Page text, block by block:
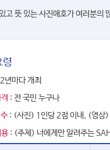
고 뜻 있는 사진애호가 여러분의
령
년마다 개최
: 전 국민 누구나
: (사진) 1인당 2점 이내, (영상
: (주제) 너에게만 알려주는